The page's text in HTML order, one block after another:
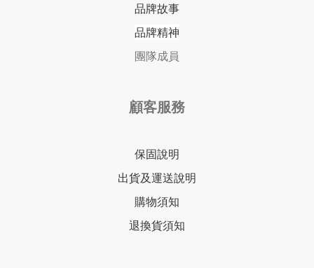
品牌故事
品牌精神
團隊成員
顧客服務
保固說明
出貨及運送說明
購物須知
退換貨須知